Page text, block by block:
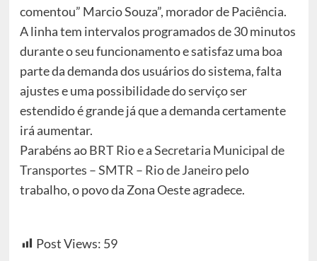
comentou” Marcio Souza”, morador de Paciência.
A linha tem intervalos programados de 30 minutos
durante o seu funcionamento e satisfaz uma boa
parte da demanda dos usuários do sistema, falta
ajustes e uma possibilidade do serviço ser
estendido é grande já que a demanda certamente
irá aumentar.
Parabéns aoBRT Rioe aSecretaria Municipal de
Transportes – SMTR – Rio de Janeiropelo
trabalho, o povo da Zona Oeste agradece.
Post Views: 59